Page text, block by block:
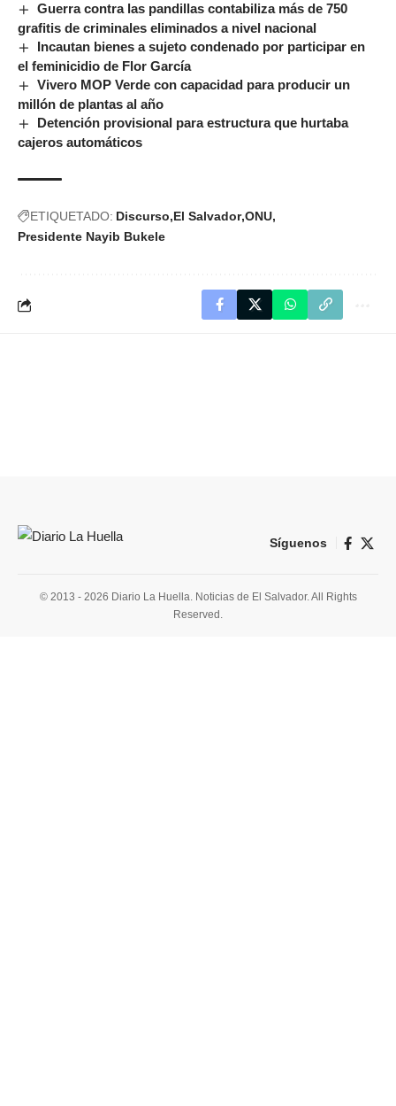
Guerra contra las pandillas contabiliza más de 750
grafitis de criminales eliminados a nivel nacional
Incautan bienes a sujeto condenado por participar en
el feminicidio de Flor García
Vivero MOP Verde con capacidad para producir un
millón de plantas al año
Detención provisional para estructura que hurtaba
cajeros automáticos
ETIQUETADO: Discurso El Salvador ONU
Presidente Nayib Bukele
Síguenos
© 2013 - 2026 Diario La Huella. Noticias de El Salvador. All Rights
Reserved.